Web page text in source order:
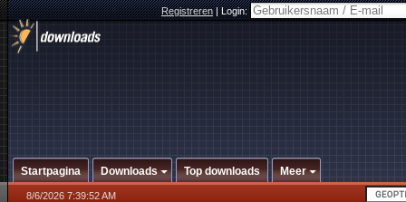
Registreren|Login:
Startpagina Downloads Top downloads Meer
8/6/2026 7:39:52 AM